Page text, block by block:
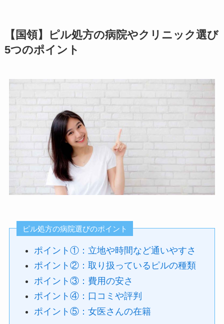
【国領】ピル処方の病院やクリニック選び
5つのポイント
ピル処方の病院選びのポイント
ポイント①：立地や時間など通いやすさ
ポイント②：取り扱っているピルの種類
ポイント③：費用の安さ
ポイント④：口コミや評判
ポイント⑤：女医さんの在籍